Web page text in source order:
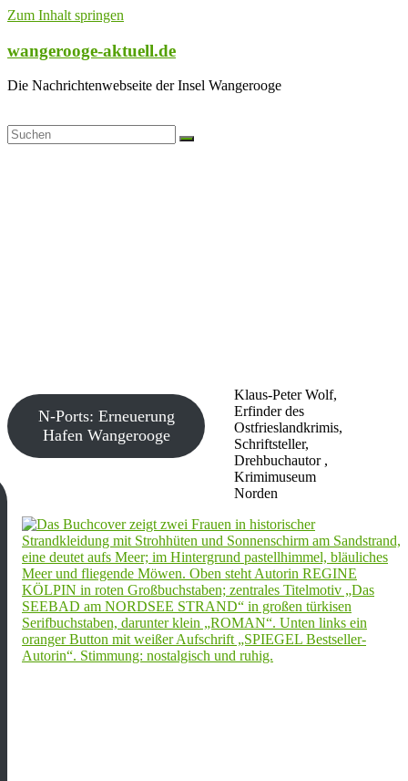
Zum Inhalt springen
wangerooge-aktuell.de
Die Nachrichtenwebseite der Insel Wangerooge
Klaus-Peter Wolf,
Erfinder des
Ostfrieslandkrimis,
Schriftsteller,
Drehbuchautor ,
Krimimuseum
Norden
N-Ports: Erneuerung
Hafen Wangerooge